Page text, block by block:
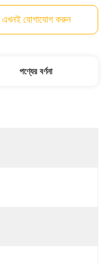
এখনই যোগাযোগ করুন
পণ্যের বর্ণনা